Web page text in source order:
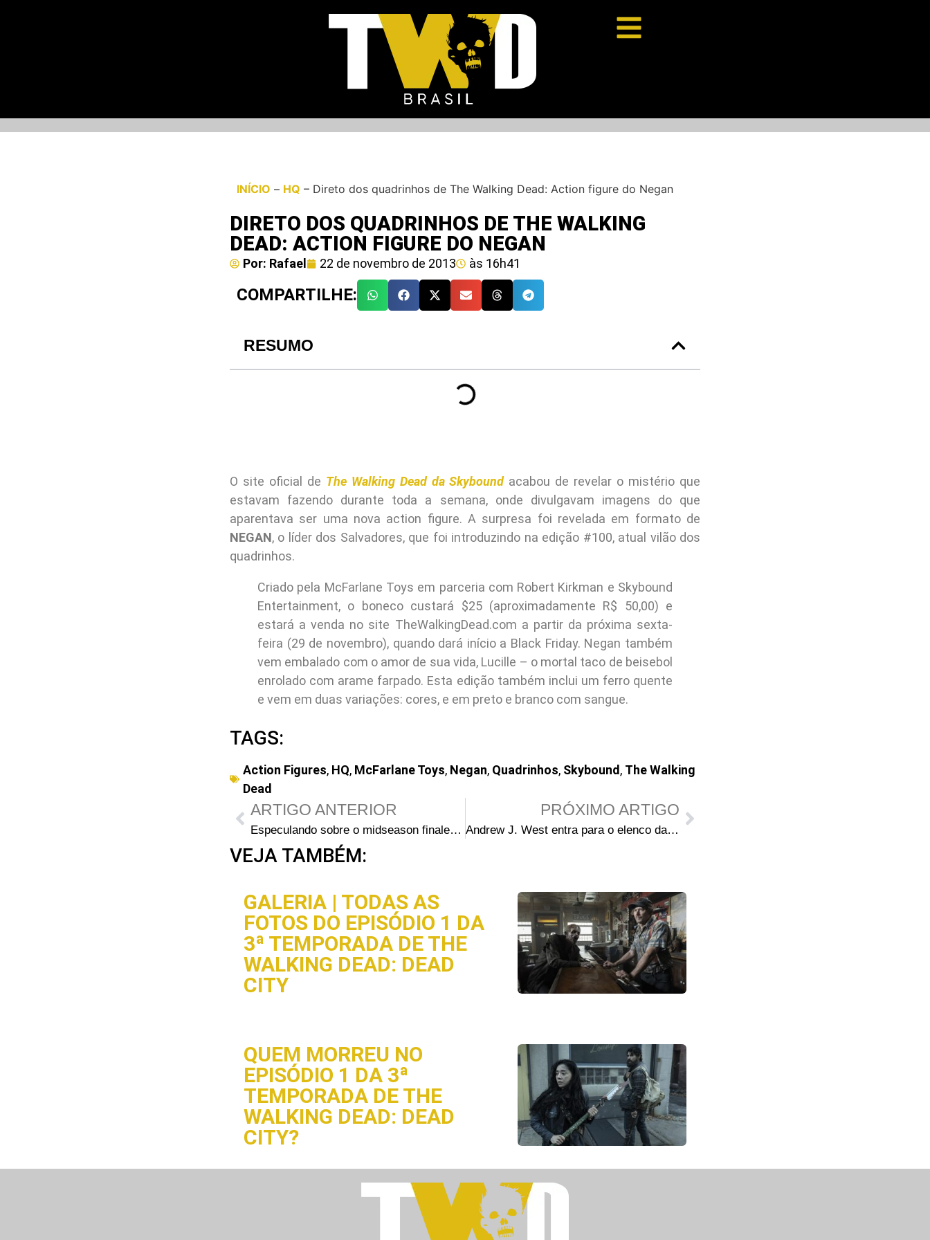
INÍCIO – HQ – Direto dos quadrinhos de The Walking Dead: Action figure do Negan
DIRETO DOS QUADRINHOS DE THE WALKING
DEAD: ACTION FIGURE DO NEGAN
Por: Rafael 22 de novembro de 2013 às 16h41
COMPARTILHE:
RESUMO
O site oficial de The Walking Dead da Skyboundacabou de revelar o mistério que
estavam fazendo durante toda a semana, onde divulgavam imagens do que
aparentava ser uma nova action figure. A surpresa foi revelada em formato de
NEGAN, o líder dos Salvadores, que foi introduzindo na edição #100, atual vilão dos
quadrinhos.
Criado pela McFarlane Toys em parceria com Robert Kirkman e Skybound
Entertainment, o boneco custará $25 (aproximadamente R$ 50,00) e
estará a venda no site TheWalkingDead.com a partir da próxima sexta-
feira (29 de novembro), quando dará início a Black Friday. Negan também
vem embalado com o amor de sua vida, Lucille – o mortal taco de beisebol
enrolado com arame farpado. Esta edição também inclui um ferro quente
e vem em duas variações: cores, e em preto e branco com sangue.
TAGS:
Action Figures, HQ, McFarlane Toys, Negan, Quadrinhos, Skybound, The Walking
Dead
ARTIGO ANTERIOR
Especulando sobre o midseason finale da 4ª temporada de The Walking Dead: O Governador irá morrer?
PRÓXIMO ARTIGO
Andrew J. West entra para o elenco da 4ª temporada de The Walking Dead
VEJA TAMBÉM:
GALERIA | TODAS AS
FOTOS DO EPISÓDIO 1 DA
3ª TEMPORADA DE THE
WALKING DEAD: DEAD
CITY
QUEM MORREU NO
EPISÓDIO 1 DA 3ª
TEMPORADA DE THE
WALKING DEAD: DEAD
CITY?